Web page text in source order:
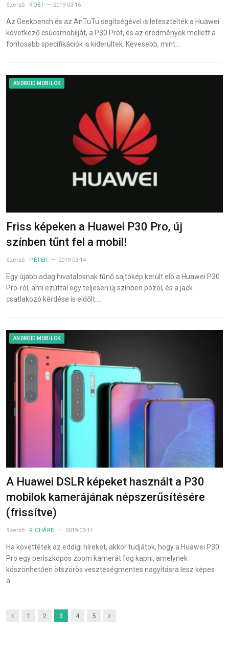
Szerző: ROBI 2019-03-16
Az Geekbench és az AnTuTu segítségével is letesztelték a Huawei
következő csúcsmobilját, a P30 Prót, és az eredmények mellett a
fontosabb specifikációk is kiderültek. Kevesebb, mint…
ANDROID MOBILOK
Friss képeken a Huawei P30 Pro, új
színben tűnt fel a mobil!
Szerző: PÉTER 2019-03-14
Egy újabb adag hivatalosnak tűnő sajtókép került elő a Huawei P30
Pro-ról, ami ezúttal egy teljesen új színben pózol, és a jack
csatlakozó kérdése is eldőlt.…
ANDROID MOBILOK
A Huawei DSLR képeket használt a P30
mobilok kamerájának népszerűsítésére
(frissítve)
Szerző: RICHÁRD 2019-03-11
Ha követtétek az eddigi híreket, akkor tudjátok, hogy a Huawei P30
Pro egy periszkópos zoom kamerát fog kapni, amelynek
köszönhetően ötszörös veszteségmentes nagyításra lesz képes
a…
Previous
1 2 3 4 5 Next